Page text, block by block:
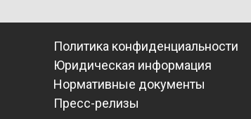
Политика конфиденциальности
Юридическая информация
Нормативные документы
Пресс-релизы